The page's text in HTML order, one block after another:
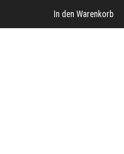
In den Warenkorb